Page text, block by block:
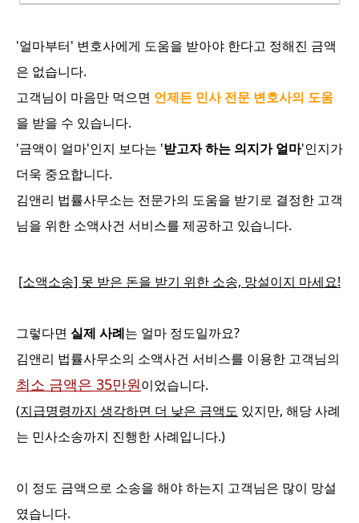
'얼마부터' 변호사에게 도움을 받아야 한다고 정해진 금액
은 없습니다.
고객님이 마음만 먹으면 언제든 민사 전문 변호사의 도움
을 받을 수 있습니다.
'금액이 얼마'인지 보다는 '받고자 하는 의지가 얼마'인지가
더욱 중요합니다.
김앤리 법률사무소는 전문가의 도움을 받기로 결정한 고객
님을 위한 소액사건 서비스를 제공하고 있습니다.
[소액소송] 못 받은 돈을 받기 위한 소송, 망설이지 마세요!
그렇다면 실제 사례는 얼마 정도일까요?
김앤리 법률사무소의 소액사건 서비스를 이용한 고객님의
최소 금액은 35만원이었습니다.
(지급명령까지 생각하면 더 낮은 금액도 있지만, 해당 사례
는 민사소송까지 진행한 사례입니다.)
이 정도 금액으로 소송을 해야 하는지 고객님은 많이 망설
였습니다.